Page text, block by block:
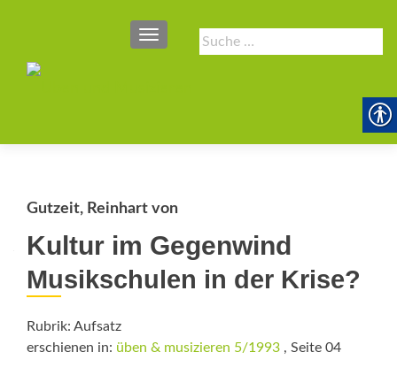
Suche
nach:
SCHALTE NAVIGATION
Gutzeit, Reinhart von
Kultur im Gegenwind
Musikschulen in der Krise?
Rubrik: Aufsatz
erschienen in: üben & musizieren 5/1993 , Seite 04